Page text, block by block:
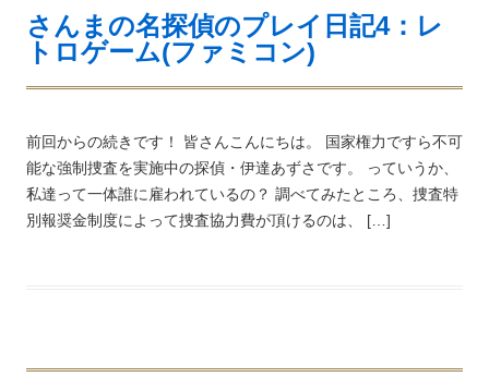
さんまの名探偵のプレイ日記4：レ
トロゲーム(ファミコン)
前回からの続きです！ 皆さんこんにちは。 国家権力ですら不可
能な強制捜査を実施中の探偵・伊達あずさです。 っていうか、
私達って一体誰に雇われているの？ 調べてみたところ、捜査特
別報奨金制度によって捜査協力費が頂けるのは、 […]